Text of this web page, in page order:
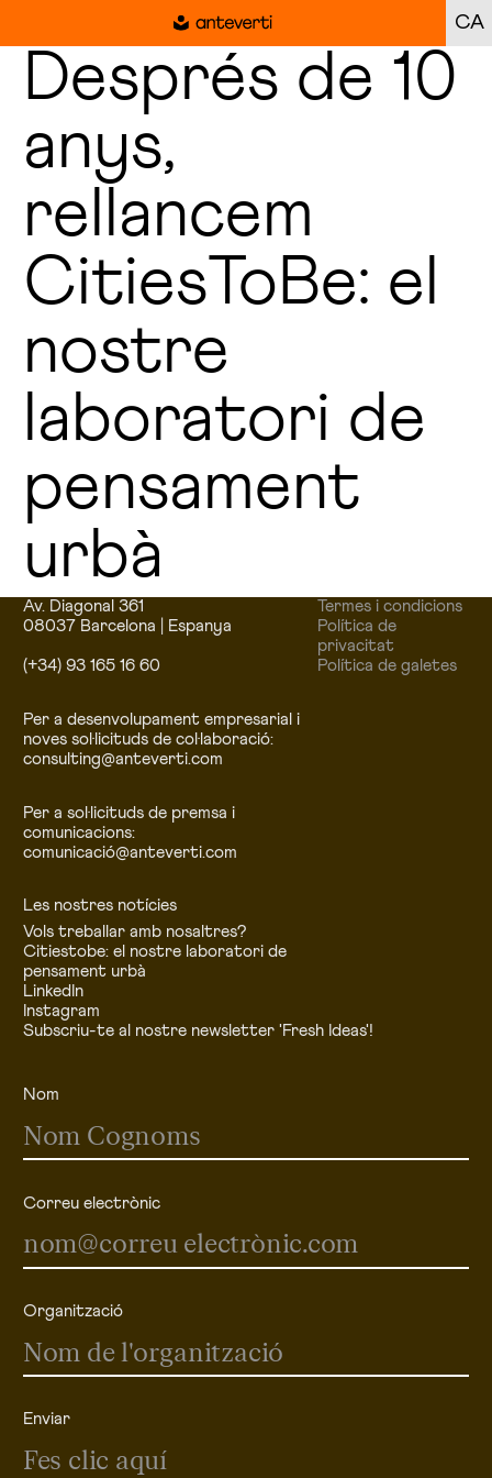
CA
Després de 10
anys,
rellancem
CitiesToBe: el
nostre
laboratori de
pensament
urbà
Av. Diagonal 361
08037 Barcelona | Espanya
(+34) 93 165 16 60
Per a desenvolupament empresarial i
noves sol·licituds de col·laboració:
consulting@anteverti.com
Per a sol·licituds de premsa i
comunicacions:
comunicació@anteverti.com
Les nostres notícies
Vols treballar amb nosaltres?
Citiestobe: el nostre laboratori de
pensament urbà
LinkedIn
Instagram
Termes i condicions
Política de
privacitat
Política de galetes
Subscriu-te al nostre newsletter 'Fresh Ideas'!
Nom
Correu electrònic
Organització
Enviar